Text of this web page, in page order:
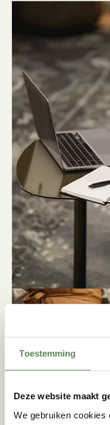
Toestemming
Deze website maakt
We gebruiken cookies
ONZE RUIMTES
EN ZALEN
IN DE PUB